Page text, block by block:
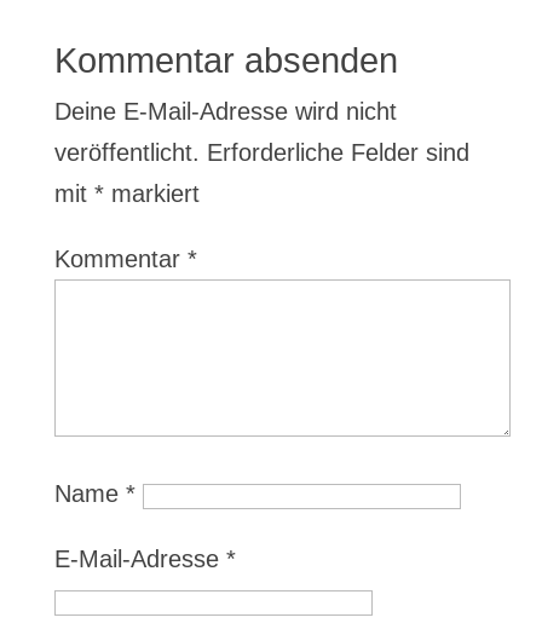
Kommentar absenden
Deine E-Mail-Adresse wird nicht
veröffentlicht. Erforderliche Felder sind
mit *markiert
Kommentar *
Name *
E-Mail-Adresse *